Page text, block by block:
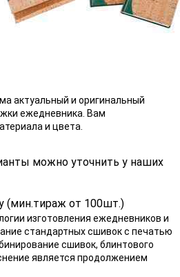
актуальный и оригинальный
ежедневника. Вам
и цвета.
можно уточнить у наших
(мин.тираж от 100шт.)
изготовления ежедневников и
стандартных сшивок с печатью
сшивок, блинтового
является продолжением